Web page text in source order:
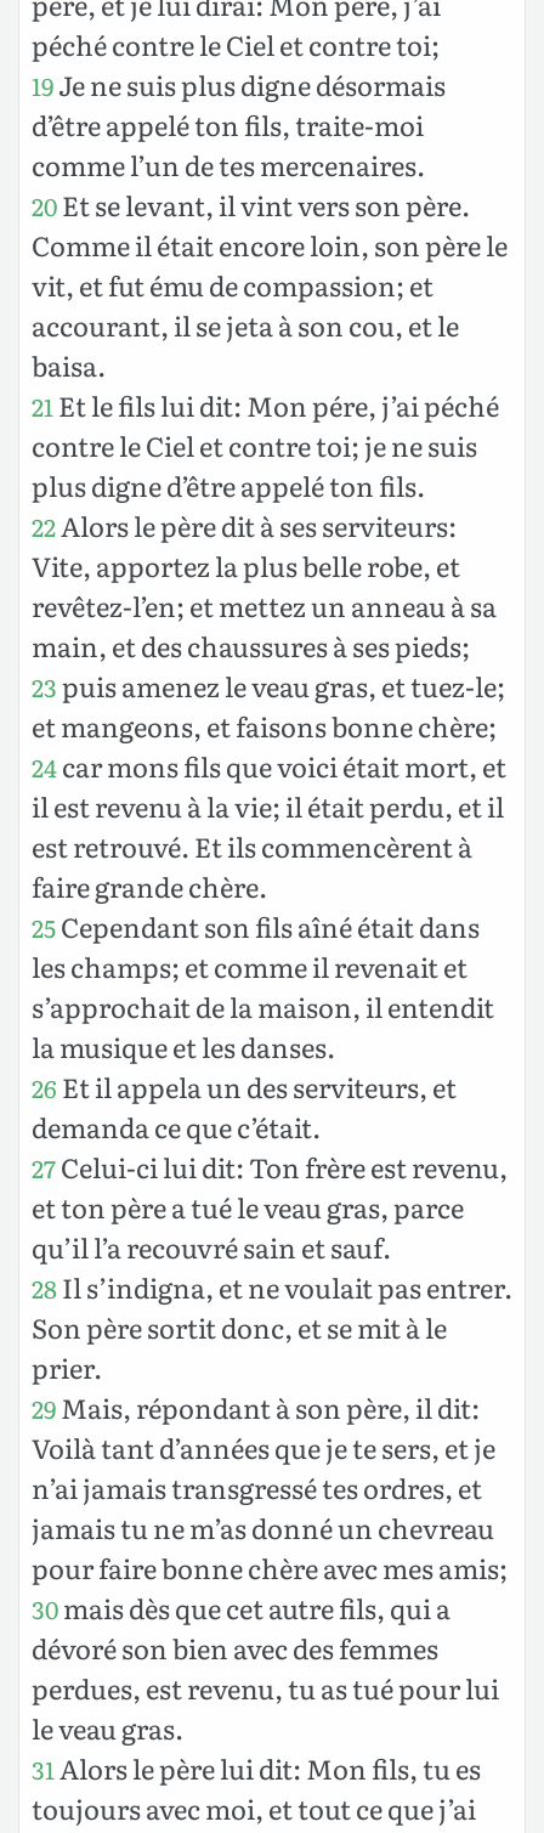
péché contre le Ciel et contre toi;
19Je ne suis plus digne désormais
d’être appelé ton fils, traite-moi
comme l’un de tes mercenaires.
20Et se levant, il vint vers son père.
Comme il était encore loin, son père le
vit, et fut ému de compassion; et
accourant, il se jeta à son cou, et le
baisa.
21 Et le fils lui dit: Mon pére, j’ai péché
contre le Ciel et contre toi; je ne suis
plus digne d’être appelé ton fils.
22Alors le père dit à ses serviteurs:
Vite, apportez la plus belle robe, et
revêtez-l’en; et mettez un anneau à sa
main, et des chaussures à ses pieds;
23puis amenez le veau gras, et tuez-le;
et mangeons, et faisons bonne chère;
24car mons fils que voici était mort, et
il est revenu à la vie; il était perdu, et il
est retrouvé. Et ils commencèrent à
faire grande chère.
25Cependant son fils aîné était dans
les champs; et comme il revenait et
s’approchait de la maison, il entendit
la musique et les danses.
26 Et il appela un des serviteurs, et
demanda ce que c’était.
27Celui-ci lui dit: Ton frère est revenu,
et ton père a tué le veau gras, parce
qu’il l’a recouvré sain et sauf.
28Il s’indigna, et ne voulait pas entrer.
Son père sortit donc, et se mit à le
prier.
29Mais, répondant à son père, il dit:
Voilà tant d’années que je te sers, et je
n’ai jamais transgressé tes ordres, et
jamais tu ne m’as donné un chevreau
pour faire bonne chère avec mes amis;
30mais dès que cet autre fils, qui a
dévoré son bien avec des femmes
perdues, est revenu, tu as tué pour lui
le veau gras.
31 Alors le père lui dit: Mon fils, tu es
toujours avec moi, et tout ce que j’ai